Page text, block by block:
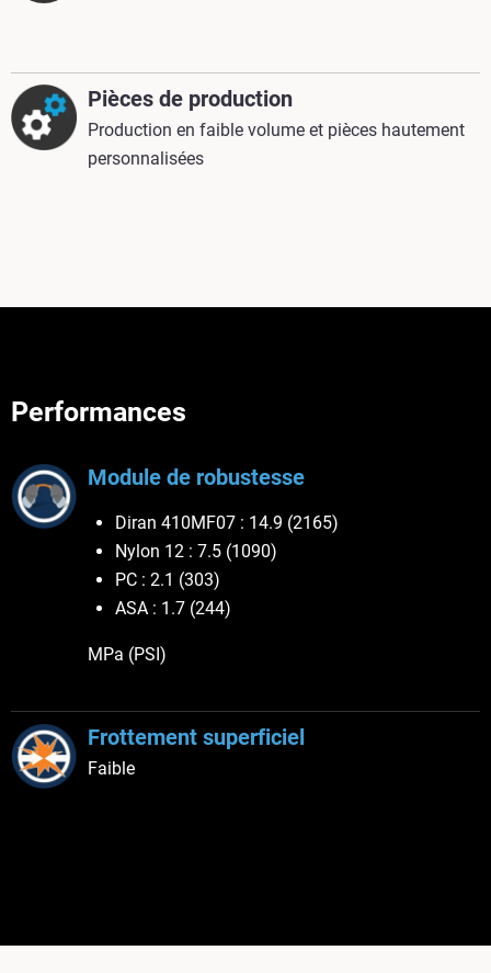
Pièces de production
Production en faible volume et pièces hautement
personnalisées
Performances
Module de robustesse
Diran 410MF07 : 14.9 (2165)
Nylon 12 : 7.5 (1090)
PC : 2.1 (303)
ASA : 1.7 (244)
MPa (PSI)
Frottement superficiel
Faible